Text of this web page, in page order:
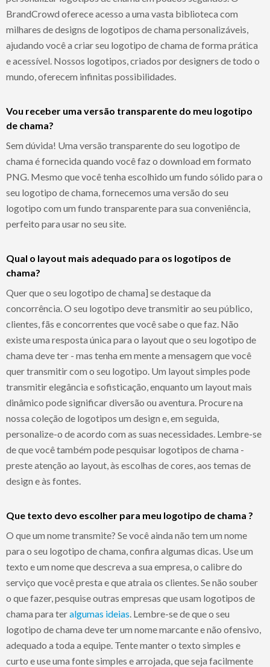
BrandCrowd oferece acesso a uma vasta biblioteca com
milhares de designs de logotipos de chama personalizáveis,
ajudando você a criar seu logotipo de chama de forma prática
e acessível. Nossos logotipos, criados por designers de todo o
mundo, oferecem infinitas possibilidades.
Vou receber uma versão transparente do meu logotipo
de chama?
Sem dúvida! Uma versão transparente do seu logotipo de
chama é fornecida quando você faz o download em formato
PNG. Mesmo que você tenha escolhido um fundo sólido para o
seu logotipo de chama, fornecemos uma versão do seu
logotipo com um fundo transparente para sua conveniência,
perfeito para usar no seu site.
Qual o layout mais adequado para os logotipos de
chama?
Quer que o seu logotipo de chama] se destaque da
concorrência. O seu logotipo deve transmitir ao seu público,
clientes, fãs e concorrentes que você sabe o que faz. Não
existe uma resposta única para o layout que o seu logotipo de
chama deve ter - mas tenha em mente a mensagem que você
quer transmitir com o seu logotipo. Um layout simples pode
transmitir elegância e sofisticação, enquanto um layout mais
dinâmico pode significar diversão ou aventura. Procure na
nossa coleção de logotipos um design e, em seguida,
personalize-o de acordo com as suas necessidades. Lembre-se
de que você também pode pesquisar logotipos de chama -
preste atenção ao layout, às escolhas de cores, aos temas de
design e às fontes.
Que texto devo escolher para meu logotipo de chama ?
O que um nome transmite? Se você ainda não tem um nome
para o seu logotipo de chama, confira algumas dicas. Use um
texto e um nome que descreva a sua empresa, o calibre do
serviço que você presta e que atraia os clientes. Se não souber
o que fazer, pesquise outras empresas que usam logotipos de
chama para teralgumas ideias . Lembre-se de que o seu
logotipo de chama deve ter um nome marcante e não ofensivo,
adequado a toda a equipe. Tente manter o texto simples e
curto e use uma fonte simples e arrojada, que seja facilmente